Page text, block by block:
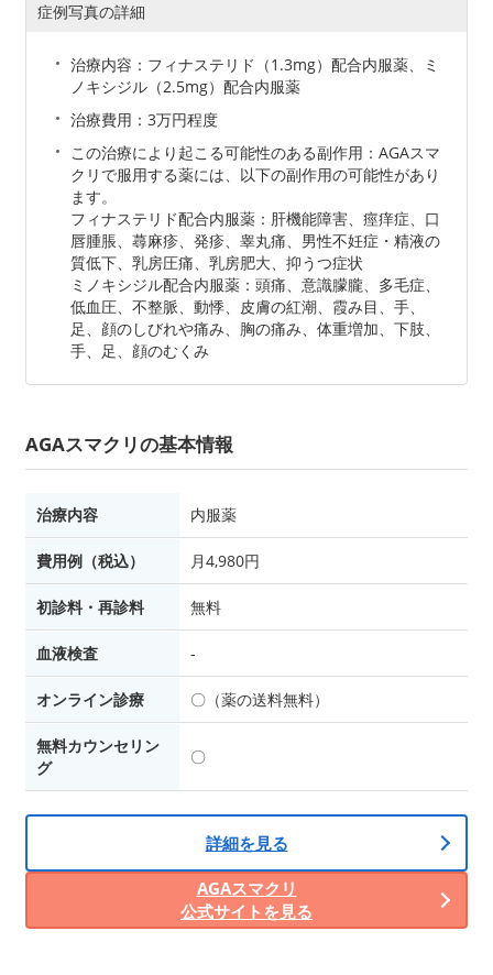
症例写真の詳細
治療内容：フィナステリド（1.3mg）配合内服薬、ミ
ノキシジル（2.5mg）配合内服薬
治療費用：3万円程度
この治療により起こる可能性のある副作用：AGAスマ
クリで服用する薬には、以下の副作用の可能性があり
ます。
フィナステリド配合内服薬：肝機能障害、痙痒症、口
唇腫脹、蕁麻疹、発疹、睾丸痛、男性不妊症・精液の
質低下、乳房圧痛、乳房肥大、抑うつ症状
ミノキシジル配合内服薬：頭痛、意識朦朧、多毛症、
低血圧、不整脈、動悸、皮膚の紅潮、霞み目、手、
足、顔のしびれや痛み、胸の痛み、体重増加、下肢、
手、足、顔のむくみ
AGAスマクリの基本情報
治療内容 内服薬
費用例（税込） 月4,980円
初診料・再診料 無料
血液検査 -
オンライン診療 〇（薬の送料無料）
無料カウンセリン
グ
〇
詳細を見る
AGAスマクリ
公式サイトを見る